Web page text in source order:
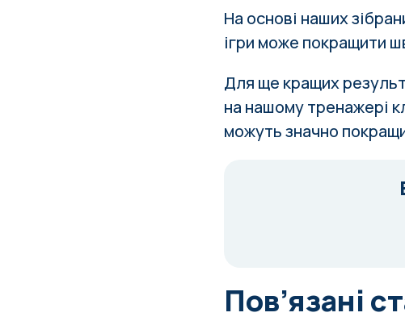
На основі наших
ігри може покращити
Для ще кращих
на нашому тренажері
можуть значно
Пов’язані